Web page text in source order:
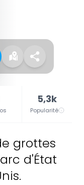
5,3k
Popularité
grottes
d'État